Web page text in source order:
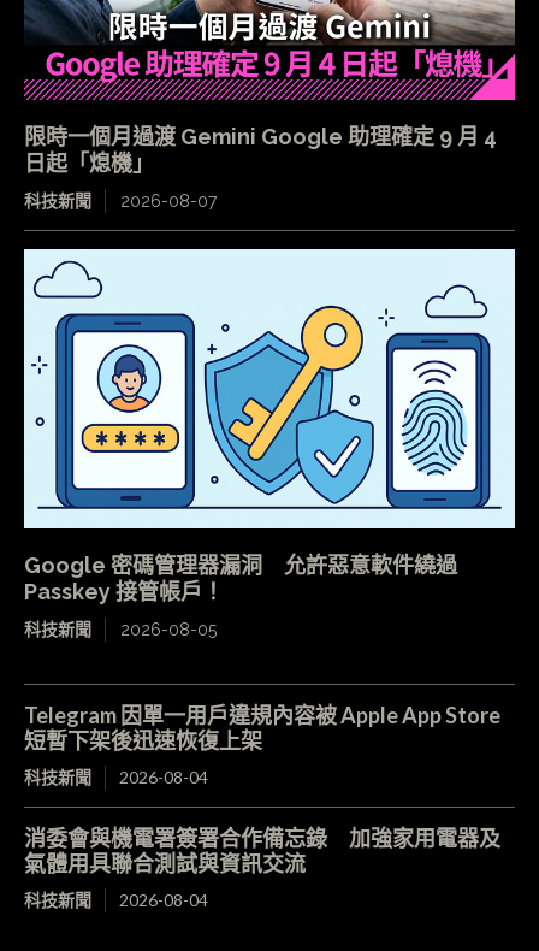
限時一個月過渡 Gemini Google 助理確定 9 月 4
日起「熄機」
科技新聞 2026-08-07
Google 密碼管理器漏洞 允許惡意軟件繞過
Passkey 接管帳戶！
科技新聞 2026-08-05
Telegram 因單一用戶違規內容被 Apple App Store
短暫下架後迅速恢復上架
科技新聞 2026-08-04
消委會與機電署簽署合作備忘錄 加強家用電器及
氣體用具聯合測試與資訊交流
科技新聞 2026-08-04